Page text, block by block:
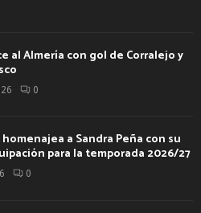
al Almería con gol de Corralejo y
0
a Sandra Peña con su
para la temporada 2026/27
0